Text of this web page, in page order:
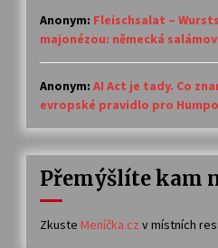
Anonym: Fleischsalat –
majonézou: německá
Anonym: AI Act je tady. Co
evropské pravidlo pro
Přemýšlíte kam
Zkuste Meníčka.cz v místních